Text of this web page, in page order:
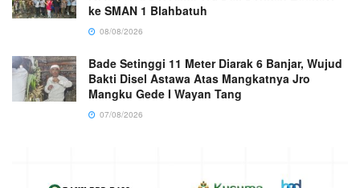
ke SMAN 1 Blahbatuh
08/08/2026
Bade Setinggi 11 Meter Diarak 6 Banjar, Wujud
Bakti Disel Astawa Atas Mangkatnya Jro
Mangku Gede I Wayan Tang
07/08/2026